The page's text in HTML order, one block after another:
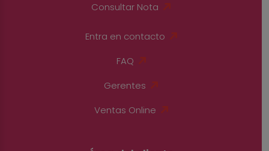
Consultar Nota
Entra en contacto
FAQ
Gerentes
Ventas Online